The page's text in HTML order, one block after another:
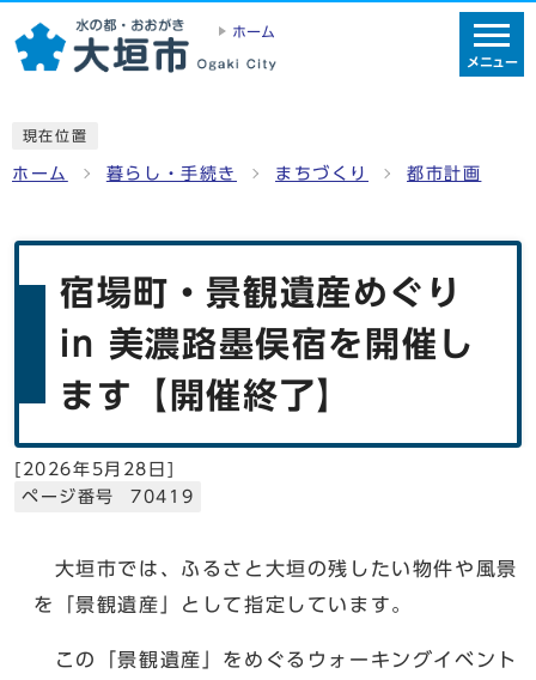
ホーム
メニュー
現在位置
ホーム 暮らし・手続き まちづくり 都市計画
宿場町・景観遺産めぐり
in 美濃路墨俣宿を開催し
ます【開催終了】
[ 2026年5月28日 ]
ページ番号 70419
大垣市では、ふるさと大垣の残したい物件や風景
を「景観遺産」として指定しています。
この「景観遺産」をめぐるウォーキングイベント